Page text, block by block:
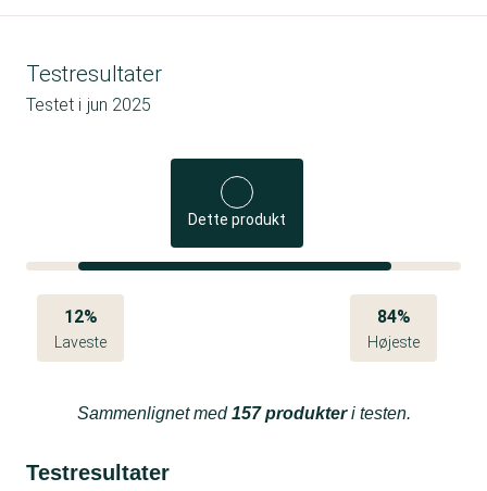
Testresultater
Testet i jun 2025
Dette produkt
12%
Laveste
84%
Højeste
Sammenlignet med157 produkteri testen.
Testresultater